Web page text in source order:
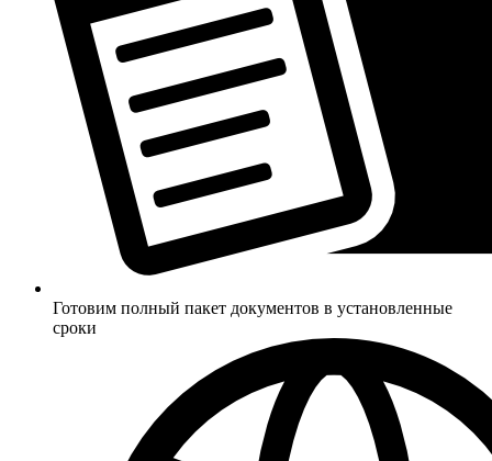
Готовим полный пакет документов в установленные
сроки